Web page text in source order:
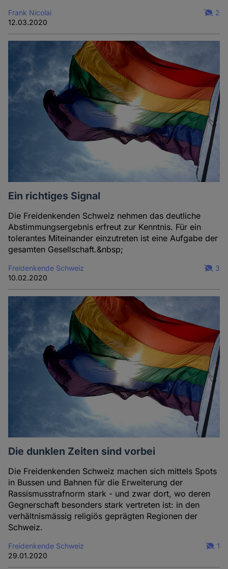
Frank Nicolai
12.03.2020
2
Ein richtiges Signal
Die Freidenkenden Schweiz nehmen das deutliche
Abstimmungsergebnis erfreut zur Kenntnis. Für ein
tolerantes Miteinander einzutreten ist eine Aufgabe der
gesamten Gesellschaft.&nbsp;
Freidenkende Schweiz
10.02.2020
3
Die dunklen Zeiten sind vorbei
Die Freidenkenden Schweiz machen sich mittels Spots
in Bussen und Bahnen für die Erweiterung der
Rassismusstrafnorm stark - und zwar dort, wo deren
Gegnerschaft besonders stark vertreten ist: in den
verhältnismässig religiös geprägten Regionen der
Schweiz.
Freidenkende Schweiz
29.01.2020
1